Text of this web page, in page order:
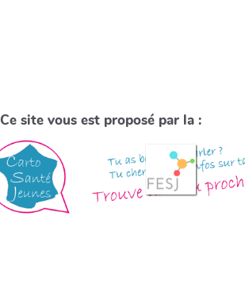
Ce site vous est proposé par la :